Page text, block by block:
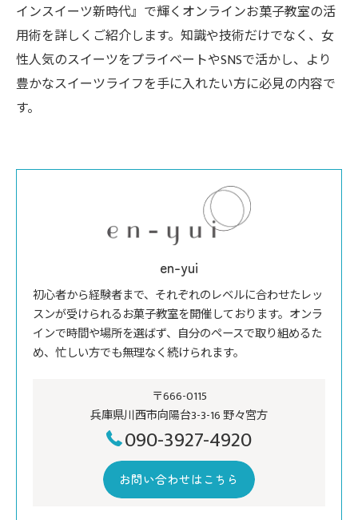
インスイーツ新時代』で輝くオンラインお菓子教室の活
用術を詳しくご紹介します。知識や技術だけでなく、女
性人気のスイーツをプライベートやSNSで活かし、より
豊かなスイーツライフを手に入れたい方に必見の内容で
す。
en-yui
初心者から経験者まで、それぞれのレベルに合わせたレッ
スンが受けられるお菓子教室を開催しております。オンラ
インで時間や場所を選ばず、自分のペースで取り組めるた
め、忙しい方でも無理なく続けられます。
〒666-0115
兵庫県川西市向陽台3-3-16 野々宮方
090-3927-4920
お問い合わせはこちら